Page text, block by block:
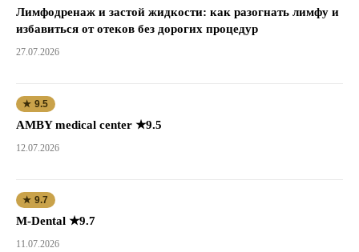
Лимфодренаж и застой жидкости: как разогнать лимфу и
избавиться от отеков без дорогих процедур
27.07.2026
★ 9.5
AMBY medical center ★9.5
12.07.2026
★ 9.7
M-Dental ★9.7
11.07.2026